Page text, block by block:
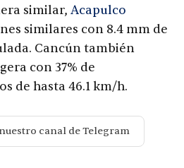
similar, Acapulco
similares con 8.4 mm de
Cancún también
con 37% de
de hasta 46.1 km/h.
canal de Telegram